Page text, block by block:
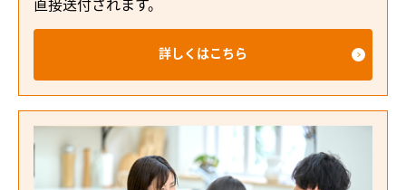
直接送付されます。
詳しくはこちら